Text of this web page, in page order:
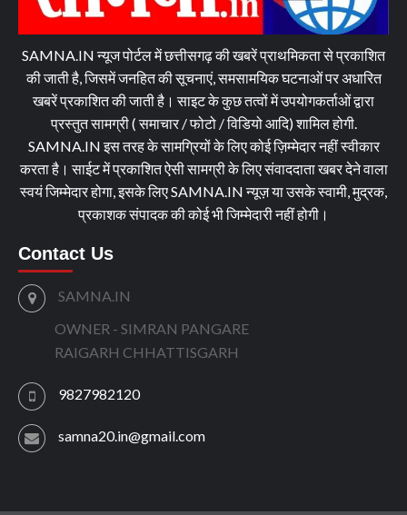
SAMNA.IN न्यूज पोर्टल में छत्तीसगढ़ की खबरें प्राथमिकता से प्रकाशित
की जाती है, जिसमें जनहित की सूचनाएं, समसामयिक घटनाओं पर अधारित
खबरें प्रकाशित की जाती है। साइट के कुछ तत्वों में उपयोगकर्ताओं द्वारा
प्रस्तुत सामग्री ( समाचार / फोटो / विडियो आदि) शामिल होगी.
SAMNA.IN इस तरह के सामग्रियों के लिए कोई ज़िम्मेदार नहीं स्वीकार
करता है। साईट में प्रकाशित ऐसी सामग्री के लिए संवाददाता खबर देने वाला
स्वयं जिम्मेदार होगा, इसके लिए SAMNA.IN न्यूज़ या उसके स्वामी, मुद्रक,
प्रकाशक संपादक की कोई भी जिम्मेदारी नहीं होगी।
Contact Us
SAMNA.IN
OWNER - SIMRAN PANGARE
RAIGARH CHHATTISGARH
9827982120
samna20.in@gmail.com